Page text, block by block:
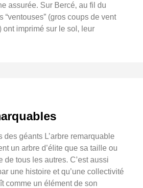
assurée. Sur Bercé, au fil du
“ventouses” (gros coups de vent
ont imprimé sur le sol, leur
des géants L’arbre remarquable
un arbre d’élite que sa taille ou
de tous les autres. C’est aussi
une histoire et qu’une collectivité
comme un élément de son